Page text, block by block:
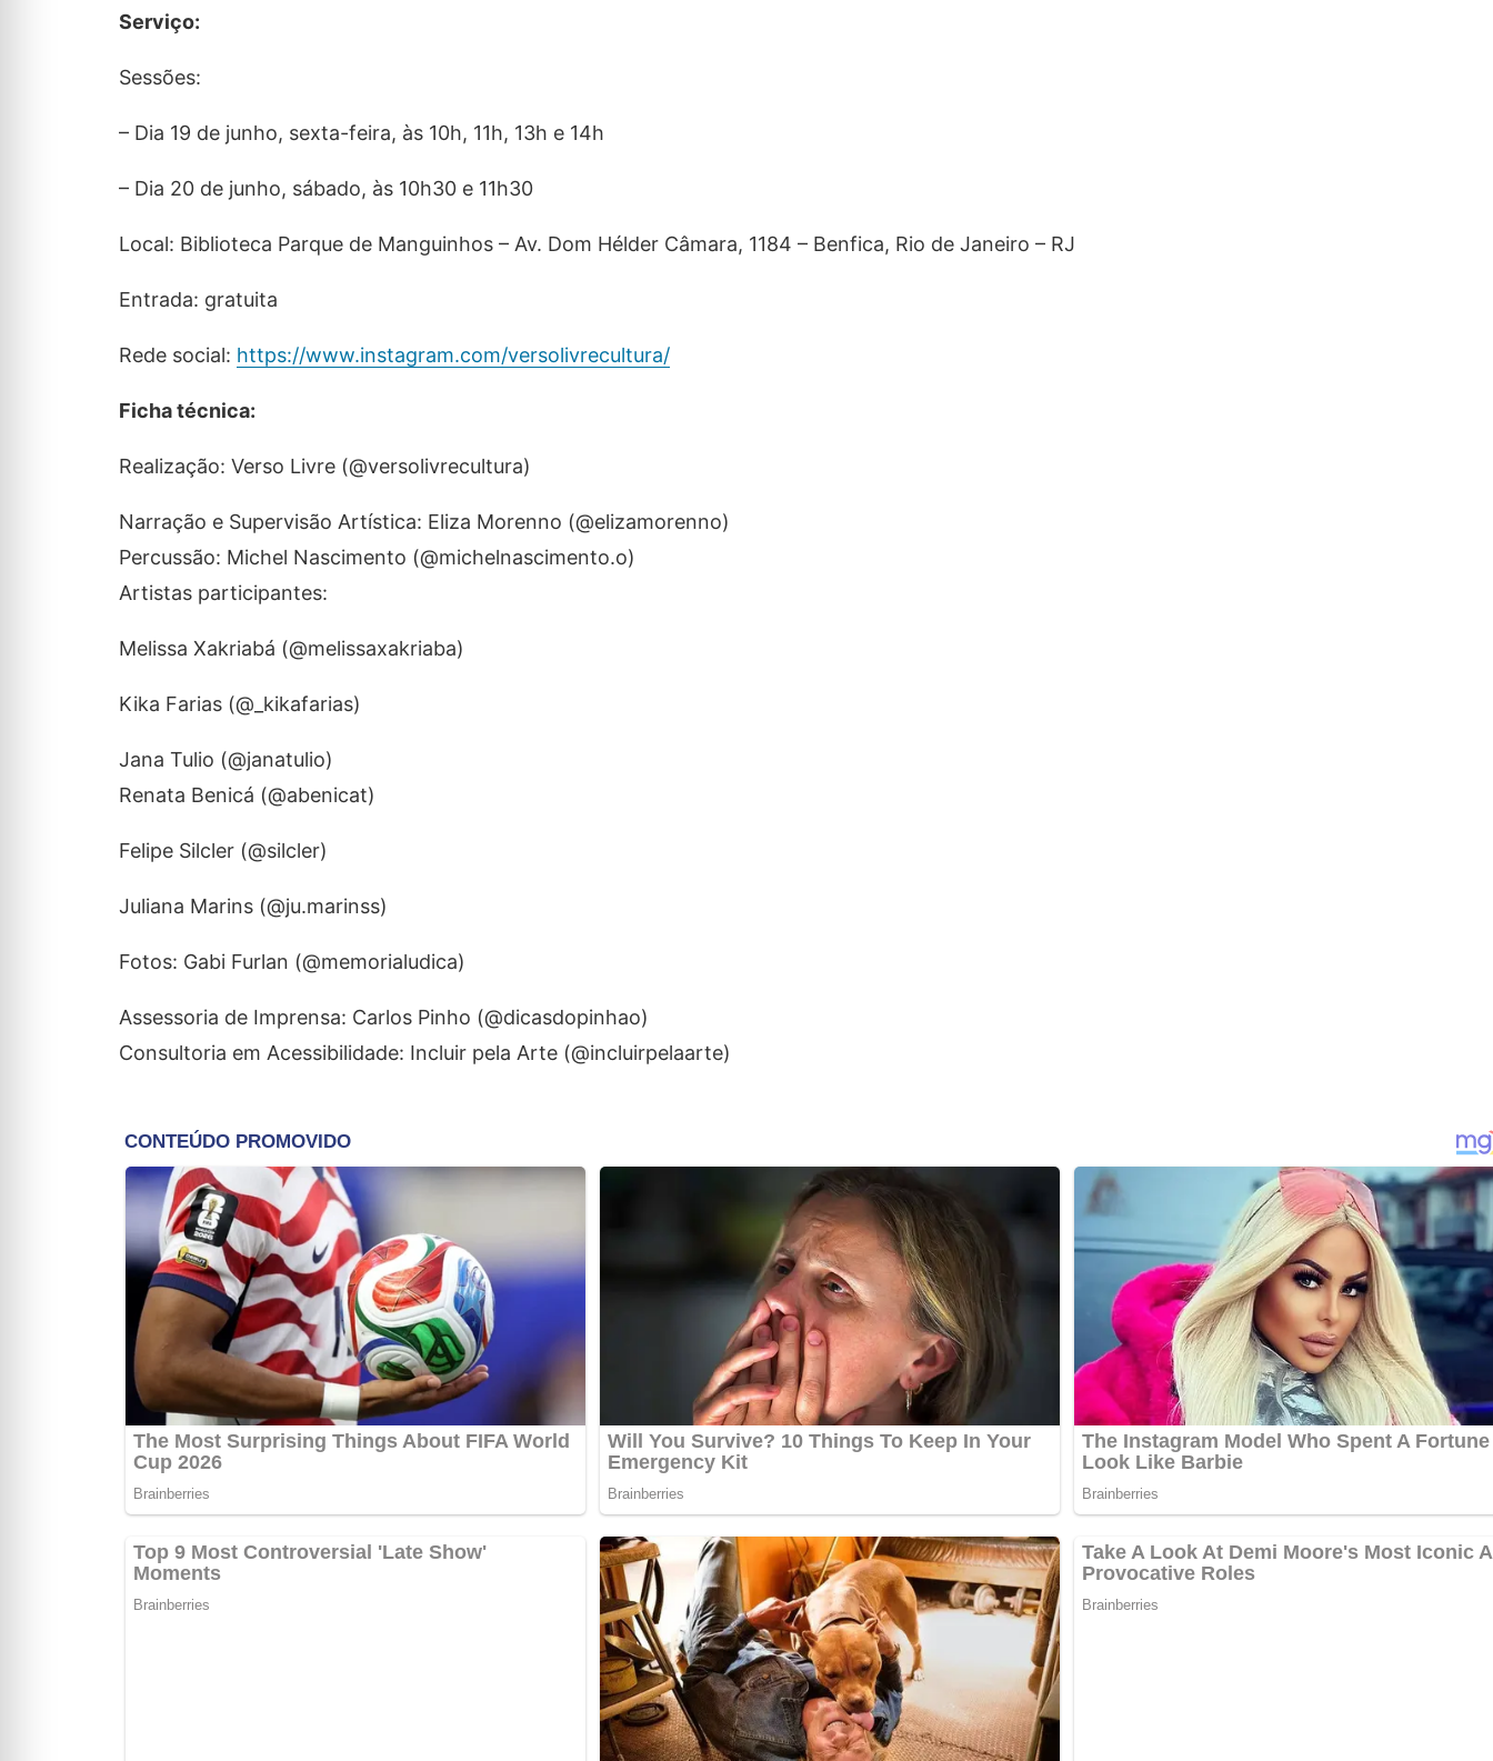
Serviço:
Sessões:
– Dia 19 de junho, sexta-feira, às 10h, 11h, 13h e 14h
– Dia 20 de junho, sábado, às 10h30 e 11h30
Local: Biblioteca Parque de Manguinhos – Av. Dom Hélder Câmara, 1184 – Benfica, Rio de Janeiro – RJ
Entrada: gratuita
Rede social: https://www.instagram.com/versolivrecultura/
Ficha técnica:
Realização: Verso Livre (@versolivrecultura)
Narração e Supervisão Artística: Eliza Morenno (@elizamorenno)
Percussão: Michel Nascimento (@michelnascimento.o)
Artistas participantes:
Melissa Xakriabá (@melissaxakriaba)
Kika Farias (@_kikafarias)
Jana Tulio (@janatulio)
Renata Benicá (@abenicat)
Felipe Silcler (@silcler)
Juliana Marins (@ju.marinss)
Fotos: Gabi Furlan (@memorialudica)
Assessoria de Imprensa: Carlos Pinho (@dicasdopinhao)
Consultoria em Acessibilidade: Incluir pela Arte (@incluirpelaarte)